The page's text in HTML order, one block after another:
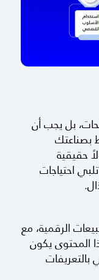
بل يجب أن
بصناعتك
حقيقية
احتياجات
الرقمية، مع
المحتوى يكون